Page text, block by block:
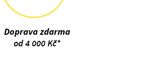
Doprava zdarma
od 4 000 Kč*